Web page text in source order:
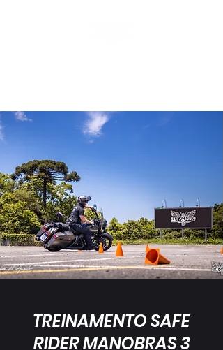
TREINAMENTO SAFE
RIDER MANOBRAS 3